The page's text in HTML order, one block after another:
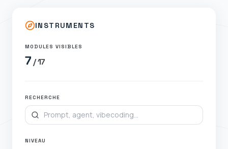
INSTRUMENTS
MODULES VISIBLES
7 /17
RECHERCHE
NIVEAU